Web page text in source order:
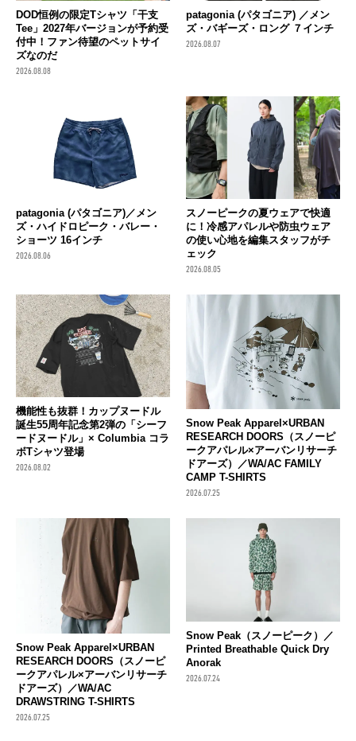
DOD恒例の限定Tシャツ「干支
Tee」2027年バージョンが予約受
付中！ファン待望のペットサイ
ズなのだ
2026.08.08
patagonia (パタゴニア) ／メン
ズ・バギーズ・ロング ７インチ
2026.08.07
patagonia (パタゴニア)／メン
ズ・ハイドロピーク・バレー・
ショーツ 16インチ
2026.08.06
スノーピークの夏ウェアで快適
に！冷感アパレルや防虫ウェア
の使い心地を編集スタッフがチ
ェック
2026.08.05
機能性も抜群！カップヌードル
誕生55周年記念第2弾の「シーフ
ードヌードル」× Columbia コラ
ボTシャツ登場
2026.08.02
Snow Peak Apparel×URBAN
RESEARCH DOORS（スノーピ
ークアパレル×アーバンリサーチ
ドアーズ）／WA/AC FAMILY
CAMP T-SHIRTS
2026.07.25
Snow Peak Apparel×URBAN
RESEARCH DOORS（スノーピ
ークアパレル×アーバンリサーチ
ドアーズ）／WA/AC
DRAWSTRING T-SHIRTS
2026.07.25
Snow Peak（スノーピーク）／
Printed Breathable Quick Dry
Anorak
2026.07.24